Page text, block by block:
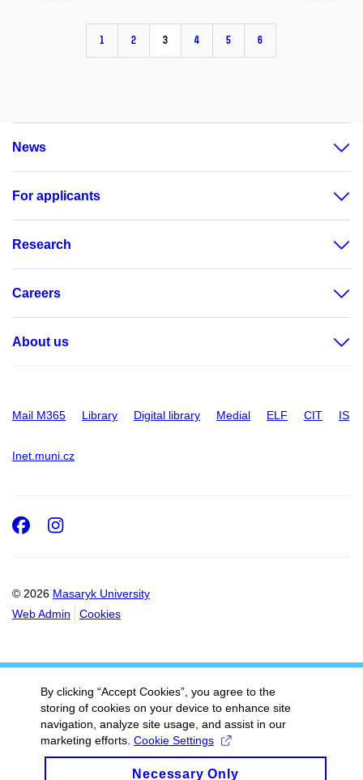
1 2 3 4 5 6
News
For applicants
Research
Careers
About us
Mail M365 Library Digital library Medial ELF CIT IS
Inet.muni.cz
© 2026 Masaryk University
Web Admin
Cookies
Facebook
Instagram
By clicking “Accept Cookies”, you agree to the
storing of cookies on your device to enhance site
navigation, analyze site usage, and assist in our
marketing efforts. Cookie Settings
Necessary Only